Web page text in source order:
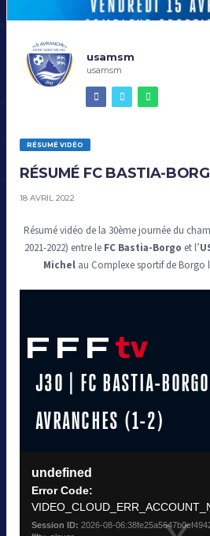
usamsm
usamsm
RÉSUMÉ VIDÉO
RÉSUMÉ FC BASTIA-
18 AVRIL 2022
Résumé vidéo de la 30ème journée du
2021-2022) entre le FC Bastia-Borgo et l’
Michel au Complexe sportif de Borgo